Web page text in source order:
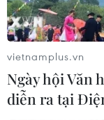
Hàn Quốc áp
trợ 6 ngành
07/08/2026 10:21
vietnamplus.vn
Ngày hội Văn
diễn ra tại